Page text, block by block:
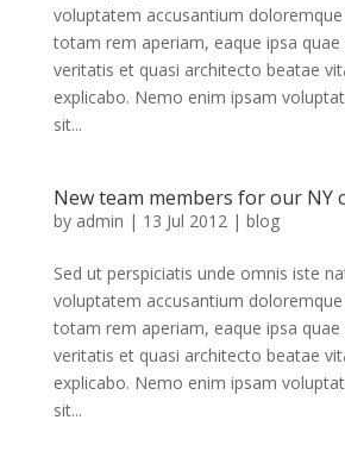
voluptatem accusantium
totam rem aperiam, eaque ipsa
veritatis et quasi architecto beatae
explicabo. Nemo enim ipsam
sit...
New team members for our NY
by admin | 13 Jul 2012| blog
Sed ut perspiciatis unde omnis iste
voluptatem accusantium
totam rem aperiam, eaque ipsa
veritatis et quasi architecto beatae
explicabo. Nemo enim ipsam
sit...